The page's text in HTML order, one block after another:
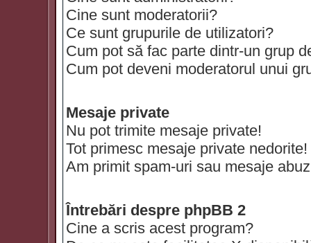
Cine sunt moderatorii?
Ce sunt grupurile de utilizatori?
Cum pot să fac parte dintr-un grup
Cum pot deveni moderatorul unui
Mesaje private
Nu pot trimite mesaje private!
Tot primesc mesaje private nedorite!
Am primit spam-uri sau mesaje
Întrebări despre phpBB 2
Cine a scris acest program?